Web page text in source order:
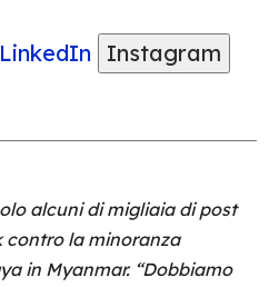
LinkedIn
Instagram
alcuni di migliaia di post
contro la minoranza
in Myanmar. “Dobbiamo